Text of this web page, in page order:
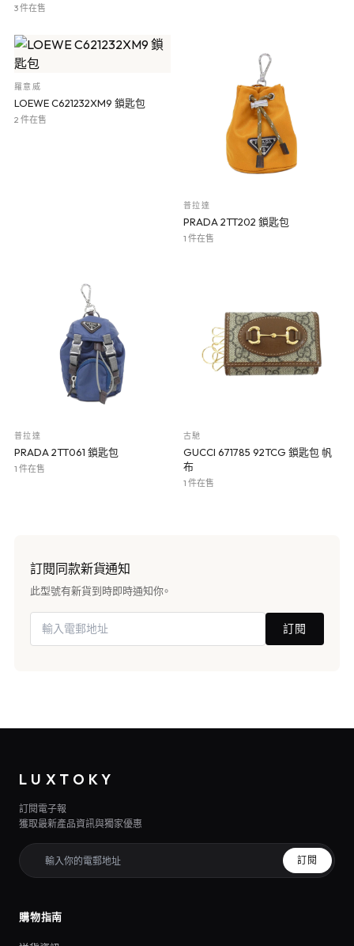
3 件在售
羅意威
LOEWE C621232XM9 鎖匙包
2 件在售
普拉達
PRADA 2TT202 鎖匙包
1 件在售
普拉達
PRADA 2TT061 鎖匙包
1 件在售
古馳
GUCCI 671785 92TCG 鎖匙包 帆
布
1 件在售
訂閱同款新貨通知
此型號有新貨到時即時通知你。
訂閱
LUXTOKY
訂閱電子報
獲取最新產品資訊與獨家優惠
訂閱
購物指南